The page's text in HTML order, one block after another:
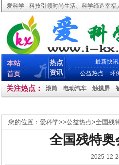
爱科学 - 科技引领时尚生活、科学缔造幸福
本站
首页
热点
资讯
最新快讯
公益热点
环
关注热点： 滚筒 电动汽车 触摸屏
您的位置： 爱科学>>公益热点>全国残
全国残特
2025-12-